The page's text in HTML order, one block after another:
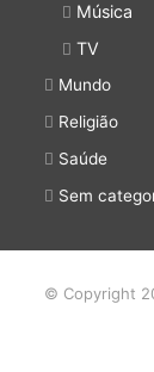
Música
TV
Mundo
Religião
Saúde
Sem
© Copyright